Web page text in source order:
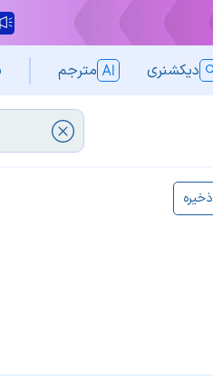
دیکشنری مترجم
ذخیره